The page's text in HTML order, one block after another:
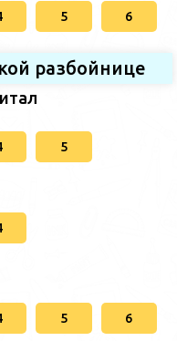
5 6
разбойнице
5
5 6